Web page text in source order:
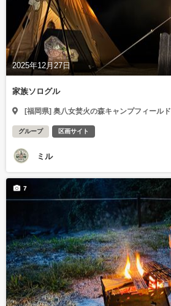
2025年12月27日
家族ソログル
[福岡県] 奥八女焚火の森キャンプフィールド
グループ 区画サイト
ミル
7